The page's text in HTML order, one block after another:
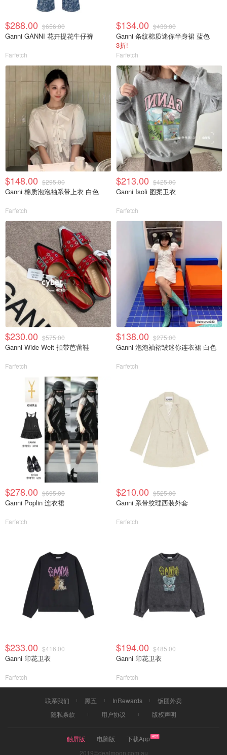
$288.00 $656.00
Ganni GANNI 花卉提花牛仔裤
Farfetch
$134.00 $433.00
Ganni 条纹棉质迷你半身裙 蓝色
3折!
Farfetch
$148.00 $295.00
Ganni 棉质泡泡袖系带上衣 白色
Farfetch
$213.00 $425.00
Ganni Isoli 图案卫衣
Farfetch
$230.00 $575.00
Ganni Wide Welt 扣带芭蕾鞋
Farfetch
$138.00 $275.00
Ganni 泡泡袖褶皱迷你连衣裙 白色
Farfetch
$278.00 $695.00
Ganni Poplin 连衣裙
Farfetch
$210.00 $525.00
Ganni 系带纹理西装外套
Farfetch
$233.00 $416.00
Ganni 印花卫衣
Farfetch
$194.00 $485.00
Ganni 印花卫衣
Farfetch
联系我们 黑五 InRewards
饭团外卖
隐私条款
用户协议 版权声明
触屏版 电脑版
下载App
2019©dealmoon.com.au